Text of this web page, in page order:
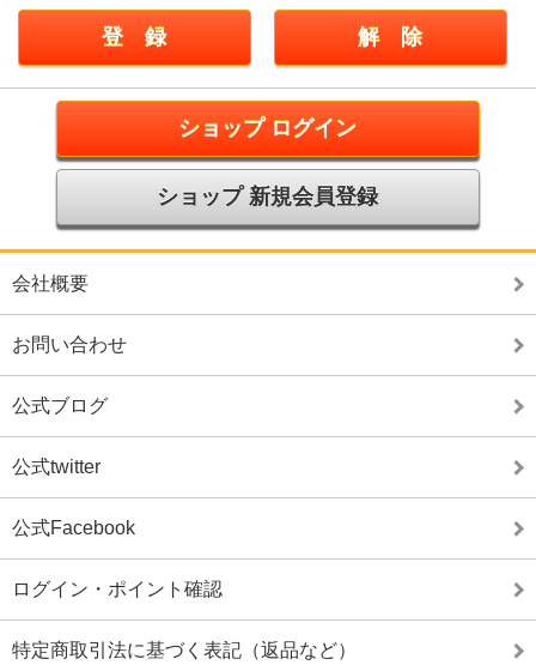
ショップ ログイン
ショップ 新規会員登録
会社概要
お問い合わせ
公式ブログ
公式twitter
公式Facebook
ログイン・ポイント確認
特定商取引法に基づく表記（返品など）